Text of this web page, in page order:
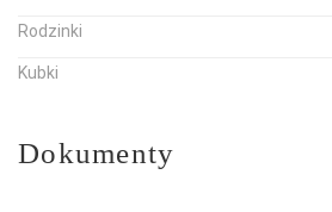
Rodzinki
Kubki
Dokumenty